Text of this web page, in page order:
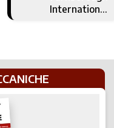
International